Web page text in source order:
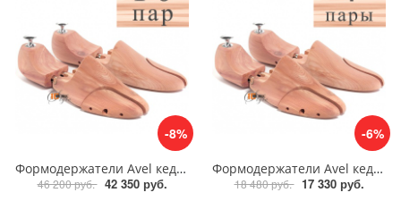
-8%
Формодержатели Avel кедр 10 пар для обуви
46 200 руб. 42 350 руб.
-6%
Формодержатели Avel кедр 4 пары для обуви
18 480 руб. 17 330 руб.